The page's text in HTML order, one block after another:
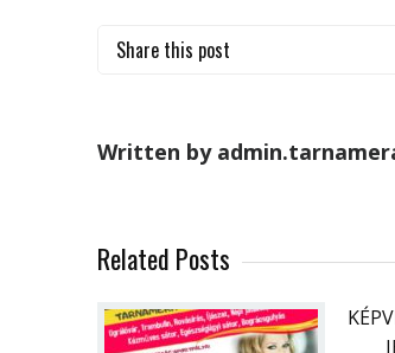
Share this post
Written by
Related Posts